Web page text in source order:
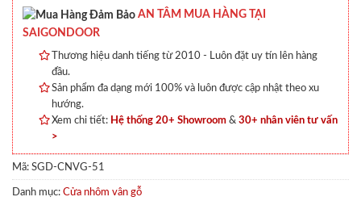
AN TÂM MUA HÀNG TẠI
SAIGONDOOR
Thương hiệu danh tiếng từ 2010 - Luôn đặt uy tín lên hàng
đầu.
Sản phẩm đa dạng mới 100% và luôn được cập nhật theo xu
hướng.
Xem chi tiết: Hệ thống 20+ Showroom & 30+ nhân viên tư vấn
>
Mã: SGD-CNVG-51
Danh mục: Cửa nhôm vân gỗ